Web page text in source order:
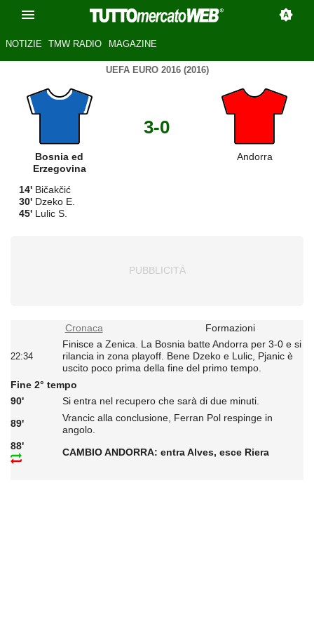
NOTIZIE TMW RADIO MAGAZINE
UEFA EURO 2016 (2016)
Bosnia ed
Erzegovina
3-0
Andorra
14' Bičakčić
30' Dzeko E.
45' Lulic S.
Cronaca Formazioni
22:34
Finisce a Zenica. La Bosnia batte Andorra per 3-0 e si
rilancia in zona playoff. Bene Dzeko e Lulic, Pjanic è
uscito poco prima della fine del primo tempo.
Fine 2° tempo
90'
Si entra nel recupero che sarà di due minuti.
89'
Vrancic alla conclusione, Ferran Pol respinge in
angolo.
88'
CAMBIO ANDORRA: entra Alves, esce Riera